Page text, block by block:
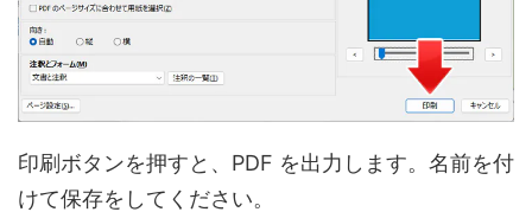
印刷ボタンを押すと、PDF を出力します。名前を付
けて保存をしてください。